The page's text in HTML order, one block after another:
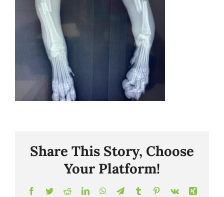
Actualidad
Share This Story, Choose
Your Platform!
Facebook
TwitterRedditLinkedInWhatsApp
TelegramTumblrPinterest
Vk
Xing